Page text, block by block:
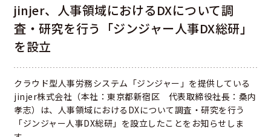
jinjer、人事領域におけるDXについて調
査・研究を行う「ジンジャー人事DX総研」
を設立
クラウド型人事労務システム「ジンジャー」を提供している
jinjer株式会社（本社：東京都新宿区 代表取締役社長：桑内
孝志）は、人事領域におけるDXについて調査・研究を行う
「ジンジャー人事DX総研」を設立したことをお知らせしま